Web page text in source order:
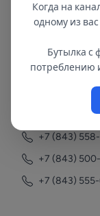
В
+7 (843)
+7 (843)
+7 (843)
Когда на
одному из вас
Бутылка с
потреблению